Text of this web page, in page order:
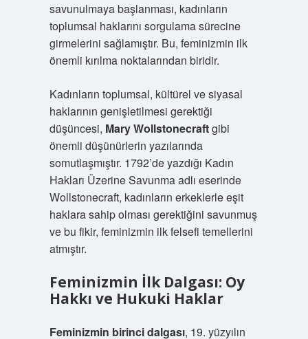
savunulmaya başlanması, kadınların
toplumsal haklarını sorgulama sürecine
girmelerini sağlamıştır. Bu, feminizmin ilk
önemli kırılma noktalarından biridir.
Kadınların toplumsal, kültürel ve siyasal
haklarının genişletilmesi gerektiği
düşüncesi, Mary Wollstonecraftgibi
önemli düşünürlerin yazılarında
somutlaşmıştır. 1792’de yazdığı Kadın
Hakları Üzerine Savunma adlı eserinde
Wollstonecraft, kadınların erkeklerle eşit
haklara sahip olması gerektiğini savunmuş
ve bu fikir, feminizmin ilk felsefi temellerini
atmıştır.
Feminizmin İlk Dalgası: Oy
Hakkı ve Hukuki Haklar
Feminizmin birinci dalgası, 19. yüzyılın